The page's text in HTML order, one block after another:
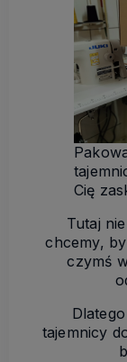
Cię
Tutaj
chcemy,
czymś
tajemnicy